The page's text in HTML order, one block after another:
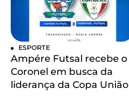
ESPORTE
Ampére Futsal recebe o
Coronel em busca da
liderança da Copa União